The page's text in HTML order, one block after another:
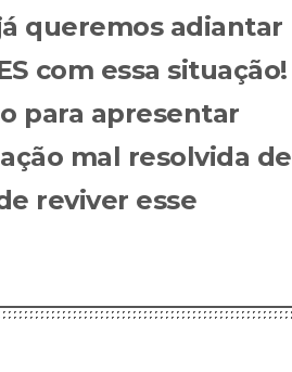
queremos adiantar
com essa situação!
para apresentar
mal resolvida de
reviver esse